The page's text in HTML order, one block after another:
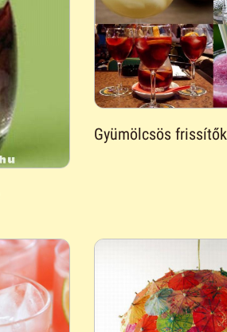
Gyümölcsös frissítők